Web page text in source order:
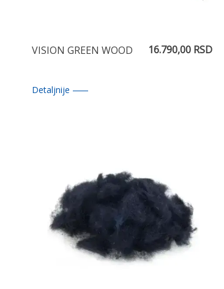
VISION GREEN WOOD 16.790,00 RSD
Detaljnije